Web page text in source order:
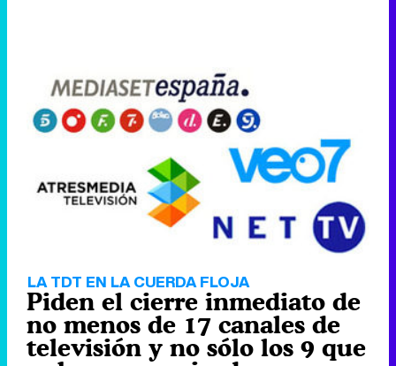
LA TDT EN LA CUERDA FLOJA
Piden el cierre inmediato de
no menos de 17 canales de
televisión y no sólo los 9 que